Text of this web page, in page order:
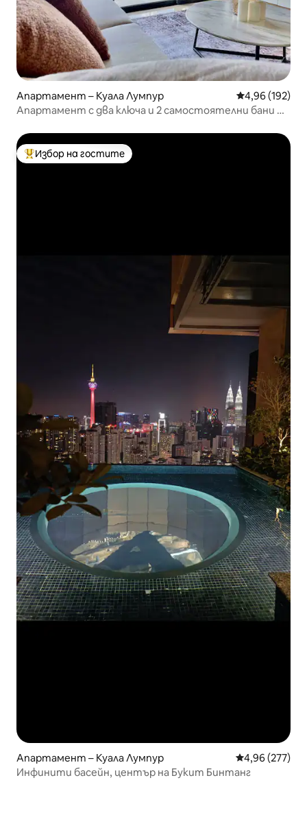
Апартамент – Куала Лумпур Средна
4,96 (192)
Апартамент с два ключа и 2 самостоятелни бани ⁂
Най-популярен избор на гостите
Избор на гостите
Апартамент – Куала Лумпур Средна
4,96 (277)
Инфинити басейн, център на Букит Бинтанг